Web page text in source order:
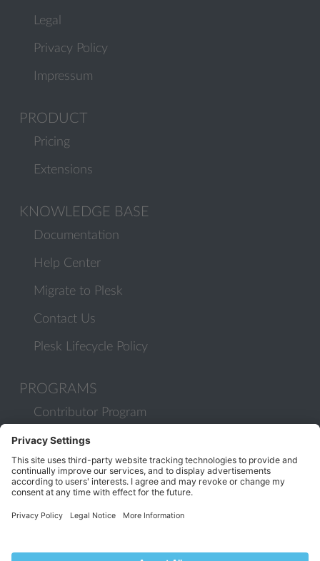
Legal
Privacy Policy
Impressum
PRODUCT
Pricing
Extensions
KNOWLEDGE BASE
Documentation
Help Center
Migrate to Plesk
Contact Us
Plesk Lifecycle Policy
PROGRAMS
Contributor Program
Partner Program
COMMUNITY